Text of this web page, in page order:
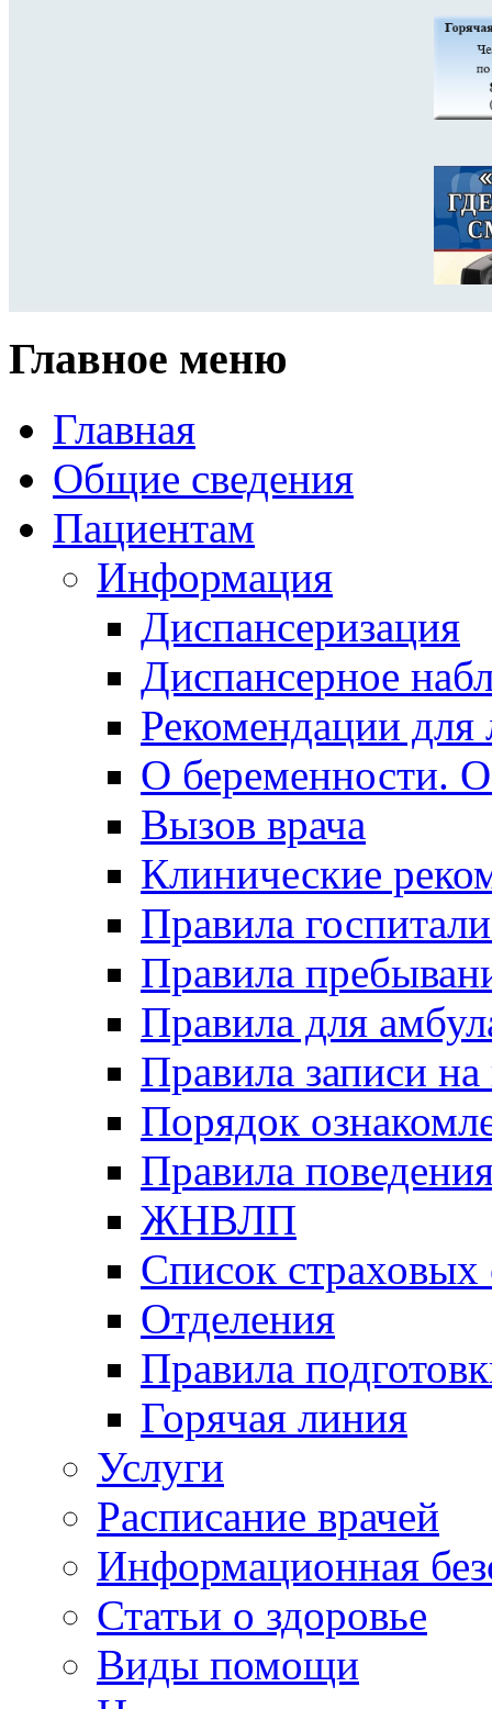
Главное меню
Главная
Общие сведения
Пациентам
Информация
Диспансеризация
Диспансерное
Рекомендации для
О беременности.
Вызов врача
Клинические
Правила
Правила
Правила для
Правила записи
Порядок
Правила
ЖНВЛП
Список страховых
Отделения
Правила
Горячая линия
Услуги
Расписание врачей
Информационная
Статьи о здоровье
Виды помощи